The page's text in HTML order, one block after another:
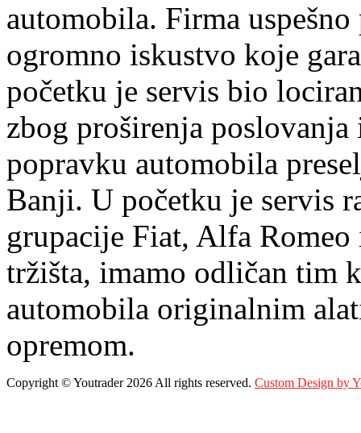
automobila. Firma
ogromno iskustvo koje
početku je servis bio
zbog proširenja poslovanja
popravku automobila
Banji. U početku je servis
grupacije Fiat, Alfa
tržišta, imamo odličan tim
automobila originalnim
opremom.
Copyright ©Youtrader2026 All rights reserved. Custom Design by